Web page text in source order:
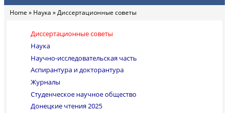
You are here
Home » Наука » Диссертационные советы
Диссертационные советы
Наука
Научно-исследовательская часть
Аспирантура и докторантура
Журналы
Студенческое научное общество
Донецкие чтения 2025